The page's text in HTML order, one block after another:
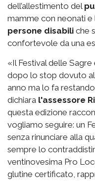
dell’allestimento del
mamme con neonati e
persone disabili che
confortevole da una
«Il Festival delle Sagre
dopo lo stop dovuto
anno ma lo fa
dichiara l'assessore
questa edizione
vogliamo seguire: un
senza rinunciare alla
sempre lo
ventinovesima Pro
glutine certificato,